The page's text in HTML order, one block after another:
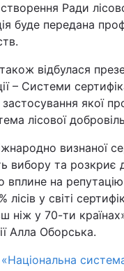
Ради
буде передана
відбулася
– Системи
якої
лісової
визнаної
вибору та розкриє
на
у світі
ніж у 70-ти
Алла Оборська.